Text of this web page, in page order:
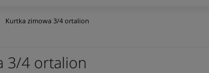
Kurtka zimowa 3/4 ortalion
3/4 ortalion